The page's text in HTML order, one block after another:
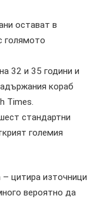
остават в
голямото
32 и 35 години и
кораб
Times.
стандартни
големия
цитира източници
вероятно да